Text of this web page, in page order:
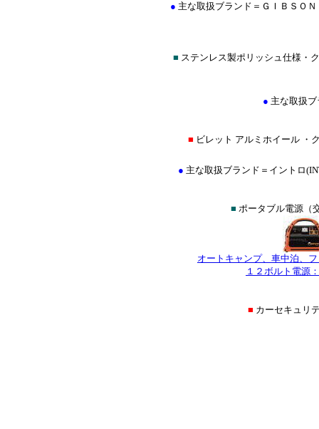
● 主な取扱ブランド＝ＧＩＢＳＯ
■ ステンレス製ポリッシュ仕様・
● 主な取扱
■ ビレット アルミホイール
● 主な取扱ブランド＝イントロ
■ ポータブル電源（
オートキャンプ、車中泊、
１２ボルト電源
■ カーセキュリ